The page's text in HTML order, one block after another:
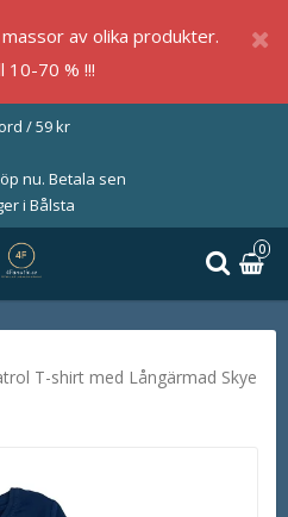
av olika produkter.
10-70 % !!!
/ 59 kr
nu. Betala sen
i Bålsta
0
T-shirt med Långärmad Skye